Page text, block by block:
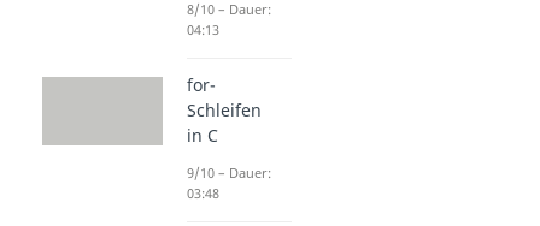
8/10 – Dauer:
04:13
for-
Schleifen
in C
9/10 – Dauer:
03:48